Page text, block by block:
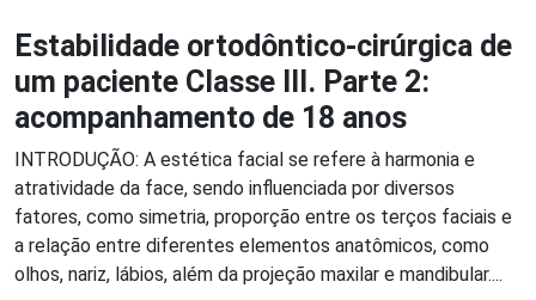
Estabilidade ortodôntico-cirúrgica de
um paciente Classe III. Parte 2:
acompanhamento de 18 anos
INTRODUÇÃO: A estética facial se refere à harmonia e
atratividade da face, sendo influenciada por diversos
fatores, como simetria, proporção entre os terços faciais e
a relação entre diferentes elementos anatômicos, como
olhos, nariz, lábios, além da projeção maxilar e mandibular....